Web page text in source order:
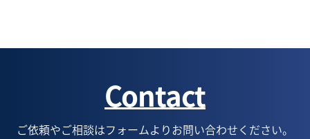
5月(9)
6月(6)
7月(6)
5月(1)
Contact
ご依頼やご相談はフォームよりお問い合わせください。